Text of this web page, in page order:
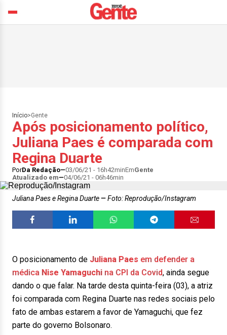
Início>Gente
Após posicionamento político,
Juliana Paes é comparada com
Regina Duarte
PorDa Redação 03/06/21 - 16h42minEmGente
Atualizado em
04/06/21 - 06h46min
Juliana Paes e Regina Duarte Foto: Reprodução/Instagram
O posicionamento de Juliana Paes em defender a
médica Nise Yamaguchi na CPI da Covid, ainda segue
dando o que falar. Na tarde desta quinta-feira (03), a atriz
foi comparada com Regina Duarte nas redes sociais pelo
fato de ambas estarem a favor de Yamaguchi, que fez
parte do governo Bolsonaro.